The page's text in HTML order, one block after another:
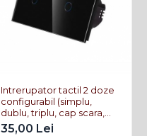
Intrerupator tactil 2 doze
configurabil (simplu,
dublu, triplu, cap scara,
dimabil, etc.)
35,00 Lei